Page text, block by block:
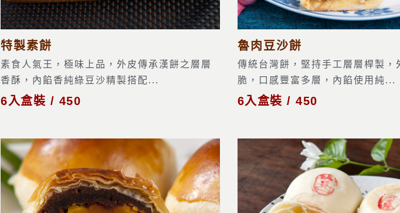
特製素餅
素食人氣王，極味上品，外皮傳承漢餅之層層
香酥，內餡香純綠豆沙精製搭配...
6入盒裝 / 450
魯肉豆沙餅
傳統台灣餅，堅持手工層層桿製，
脆，口感豐富多層，內餡使用純...
6入盒裝 / 450